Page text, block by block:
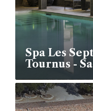
Spa Les
Tournus -